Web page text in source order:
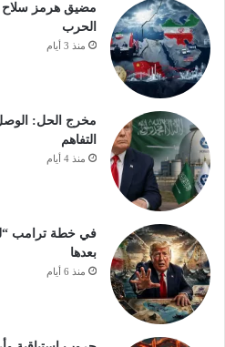
مضيق هرمز سلاح
الحرب
منذ 3 أيام
مخرج الحل:
التفاهم
منذ 4 أيام
في خطة ترامب
بعدها
منذ 6 أيام